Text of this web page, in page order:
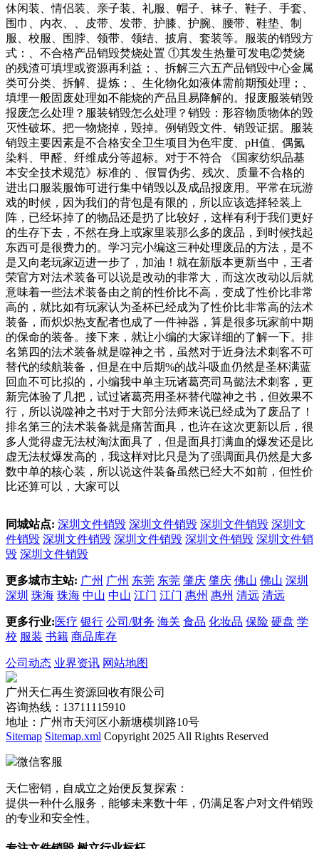
休闲装、情侣装、亲子装、礼服、帽子、袜子、鞋子、手套、
围巾、内衣、、皮带、发带、护膝、护腕、腰带、鞋垫、制
服、校服、围脖、领带、领结、披肩、套装等。服装的销毁方
式：、不合格产品销毁焚烧处置 ①其发生热量可发电②焚烧
的残渣可填埋或资源再利益；、拆解三六五产品销毁中心金属
类可分类、拆解、提炼；、生化物化如液体需前期预处理；、
填埋一般固废处理如不能烧的产品且易降解的。报废服装销毁
报废怎么处理？服装销毁怎么处理？销毁：形容物质物体的毁
灭性破坏。把一物烧掉，毁掉。例销毁文件、销毁证据。服装
销毁主要因素是不合格安全卫生项目为色牢度、pH值、偶氮
染料、甲醛、纤维成分等超标。对于不符合 《国家纺织品基
本安全技术规范》标准的 、假冒伪劣、残次、质量不合格的
进出口服装服饰可进行集中销毁以及成品报废用。平常在玩游
戏的时候，因为我们的背包是有限的，所以应该选择轻装上
阵，已经坏掉了的物品还是扔了比较好，这样有利于我们更好
的生存下去，不然在身上或家里装那么多的废品，到时候找起
东西可是很费力的。学习完小编这三种处理废品的方法，是不
是又向老玩家迈进一步了，加油！就在新版本更新当中，王者
荣官方对法术装备可以说是改动的非常大，而这次改动以后就
意味着一些法术装备由之前的性价比不高，变成了性价比非常
高的，就比如有玩家认为圣杯已经成为了性价比非常高的法术
装备，而炽炽热支配者也成了一件神器，算是很多玩家前中期
的保命的装备。接下来，就让小编的大家详细的了解一下。排
名第四的法术装备就是噬神之书，虽然对于近身法术刺客不可
替代的续航装备，但是在中后期%的战斗吸血仍然是圣杯满蓝
回血不可比拟的，小编我中单主玩诸葛亮司马懿法术刺客，更
新完体验了几把，试过诸葛亮用圣杯替代噬神之书，但效果不
行，所以说噬神之书对于大部分法师来说已经成为了废品了！
排名第三的法术装备就是痛苦面具，也许在这次更新以后，很
多人觉得虚无法杖淘汰面具了，但是面具打满血的爆发还是比
虚无法杖爆发高的，我这样对比只是为了强调面具仍然是大多
数中单的核心装，所以说这件装备虽然已经大不如前，但性价
比还算可以，大家可以
同城站点: 深圳文件销毁 深圳文件销毁 深圳文件销毁 深圳文
件销毁 深圳文件销毁 深圳文件销毁 深圳文件销毁 深圳文件销
毁 深圳文件销毁
更多城市主站: 广州 广州 东莞 东莞 肇庆 肇庆 佛山 佛山 深圳
深圳 珠海 珠海 中山 中山 江门 江门 惠州 惠州 清远 清远
更多行业:医疗 银行 公司/财务 海关 食品 化妆品 保险 硬盘 学
校 服装 书籍 商品库存
公司动态 业界资讯 网站地图
广州天仁再生资源回收有限公司
咨询热线：13711115910
地址：广州市天河区小新塘横圳路10号
Sitemap Sitemap.xml Copyright 2025 All Rights Reserved
微信客服
天仁密销，自成立之始便反复探索：
提供一种什么服务，能够未来数十年，仍满足客户对文件销毁
的专业和安全性。